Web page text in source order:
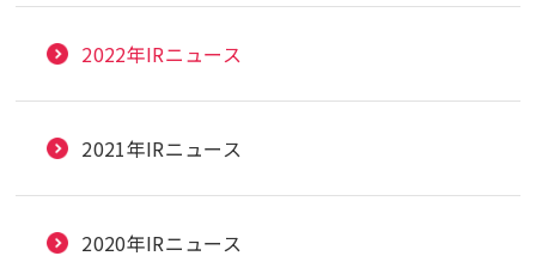
2022年IRニュース
2021年IRニュース
2020年IRニュース